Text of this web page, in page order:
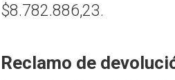
$8.782.886,23.
Reclamo de